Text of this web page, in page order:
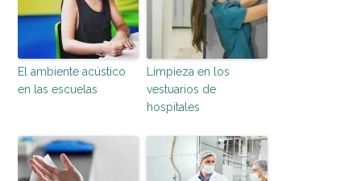
El ambiente acústico
en las escuelas
Limpieza en los
vestuarios de
hospitales